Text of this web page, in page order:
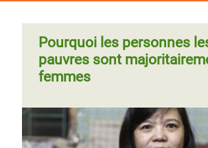
Pourquoi les personnes
pauvres sont
femmes